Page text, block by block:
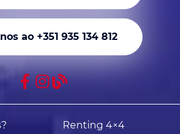
ao +351 935 134 812
Renting 4×4